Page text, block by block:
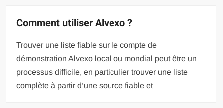
Comment utiliser Alvexo ?
Trouver une liste fiable sur le compte de
démonstration Alvexo local ou mondial peut être un
processus difficile, en particulier trouver une liste
complète à partir d’une source fiable et